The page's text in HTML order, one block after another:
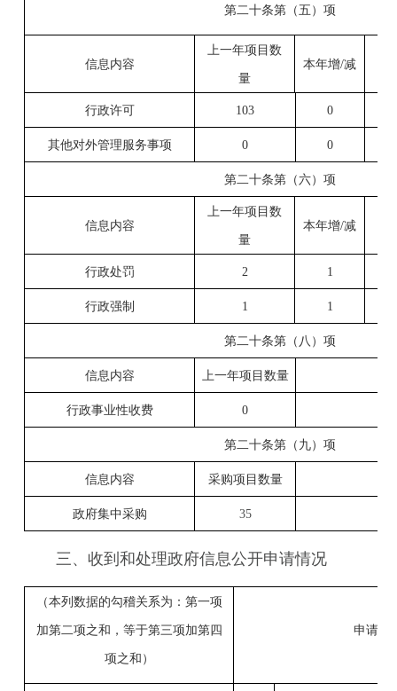
第二十条第（五）项
信息内容
上一年项目数
量
本年增/减
行政许可 103 0
其他对外管理服务事项 0 0
第二十条第（六）项
信息内容
上一年项目数
量
本年增/减
行政处罚 2 1
行政强制 1 1
第二十条第（八）项
信息内容 上一年项目数量
行政事业性收费 0
第二十条第（九）项
信息内容 采购项目数量
政府集中采购 35
三、收到和处理政府信息公开申请情况
（本列数据的勾稽关系为：第一项
加第二项之和，等于第三项加第四
项之和）
申请人